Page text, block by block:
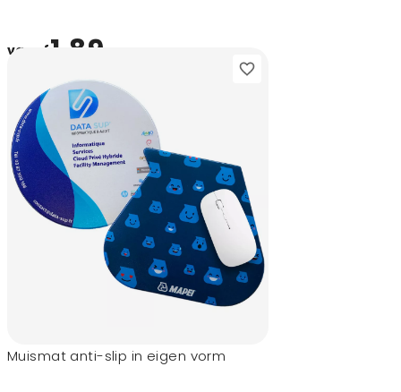
vanaf1,89
Muismat anti-slip in eigen vorm